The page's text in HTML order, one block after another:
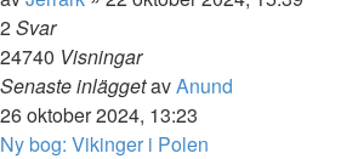
2Svar
24740 Visningar
Senaste inläggetavAnund
26 oktober 2024, 13:23
Ny bog: Vikinger i Polen